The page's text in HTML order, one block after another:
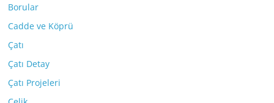
Borular
Cadde ve Köprü
Çatı
Çatı Detay
Çatı Projeleri